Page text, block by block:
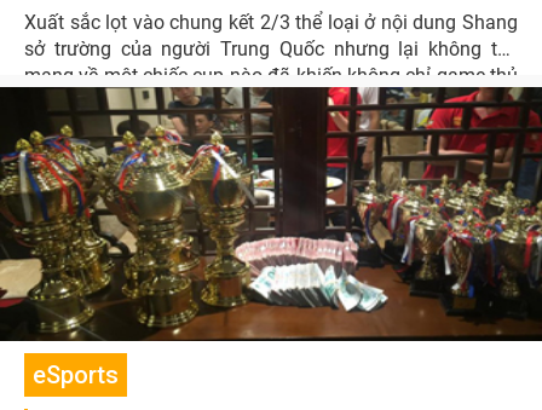
Xuất sắc lọt vào chung kết 2/3 thể loại ở nội dung Shang
sở trường của người Trung Quốc nhưng lại không thể
mang về một chiếc cup nào đã khiến không chỉ game thủ
mà cả khán giả Việt Nam cũng cảm thấy nuối tiếc.
eSports